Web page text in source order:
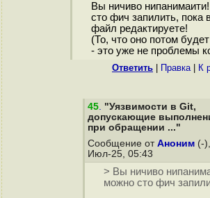
Вы ничиво
сто фич запилить, пока
файл редактируете!
(То, что оно потом
- это уже не проблемы
Ответить Правка| К
45. "Уязвимости в Git,
допускающие
при обращении ..."
Сообщение от Аноним (-
Июл-25, 05:43
> Вы ничиво
можно сто фич